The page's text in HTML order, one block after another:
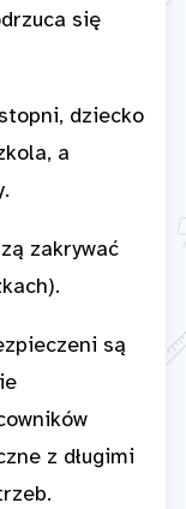
się
dziecko
a
zakrywać
są
z długimi